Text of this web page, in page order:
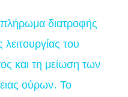
διατροφής
του
και τη μείωση των
ούρων. Το